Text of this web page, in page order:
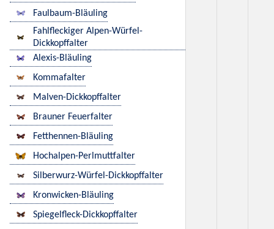
Faulbaum-Bläuling
Fahlfleckiger Alpen-Würfel-
Dickkopffalter
Alexis-Bläuling
Kommafalter
Malven-Dickkopffalter
Brauner Feuerfalter
Fetthennen-Bläuling
Hochalpen-Perlmuttfalter
Silberwurz-Würfel-Dickkopffalter
Kronwicken-Bläuling
Spiegelfleck-Dickkopffalter